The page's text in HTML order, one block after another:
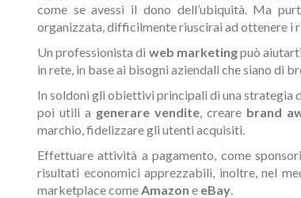
come se avessi il dono dell’ubiquità. Ma
organizzata, difficilmente riuscirai ad ottenere i
Un professionista di web marketingpuò
in rete, in base ai bisogni aziendali che siano di
In soldoni gli obiettivi principali di una strategia
poi utili a generare vendite, creare brand
marchio, fidelizzare gli utenti acquisiti.
Effettuare attività a pagamento, come
risultati economici apprezzabili, inoltre, nel
marketplace comeAmazon e eBay.